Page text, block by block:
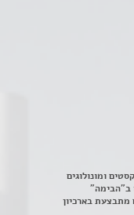
ומונולוגים
שהועלו ב"הבימה"
מתבצעת בארכיון